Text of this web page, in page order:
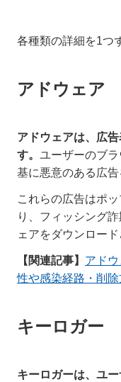
各種類の詳細を1つ
アドウェア
アドウェアは、広
す。 ユーザーのブ
基に悪意のある広告
これらの広告はポ
り、フィッシング
ェアをダウンロード
【関連記事】 アド
性や感染経路・削
キーロガー
キーロガーは、ユ